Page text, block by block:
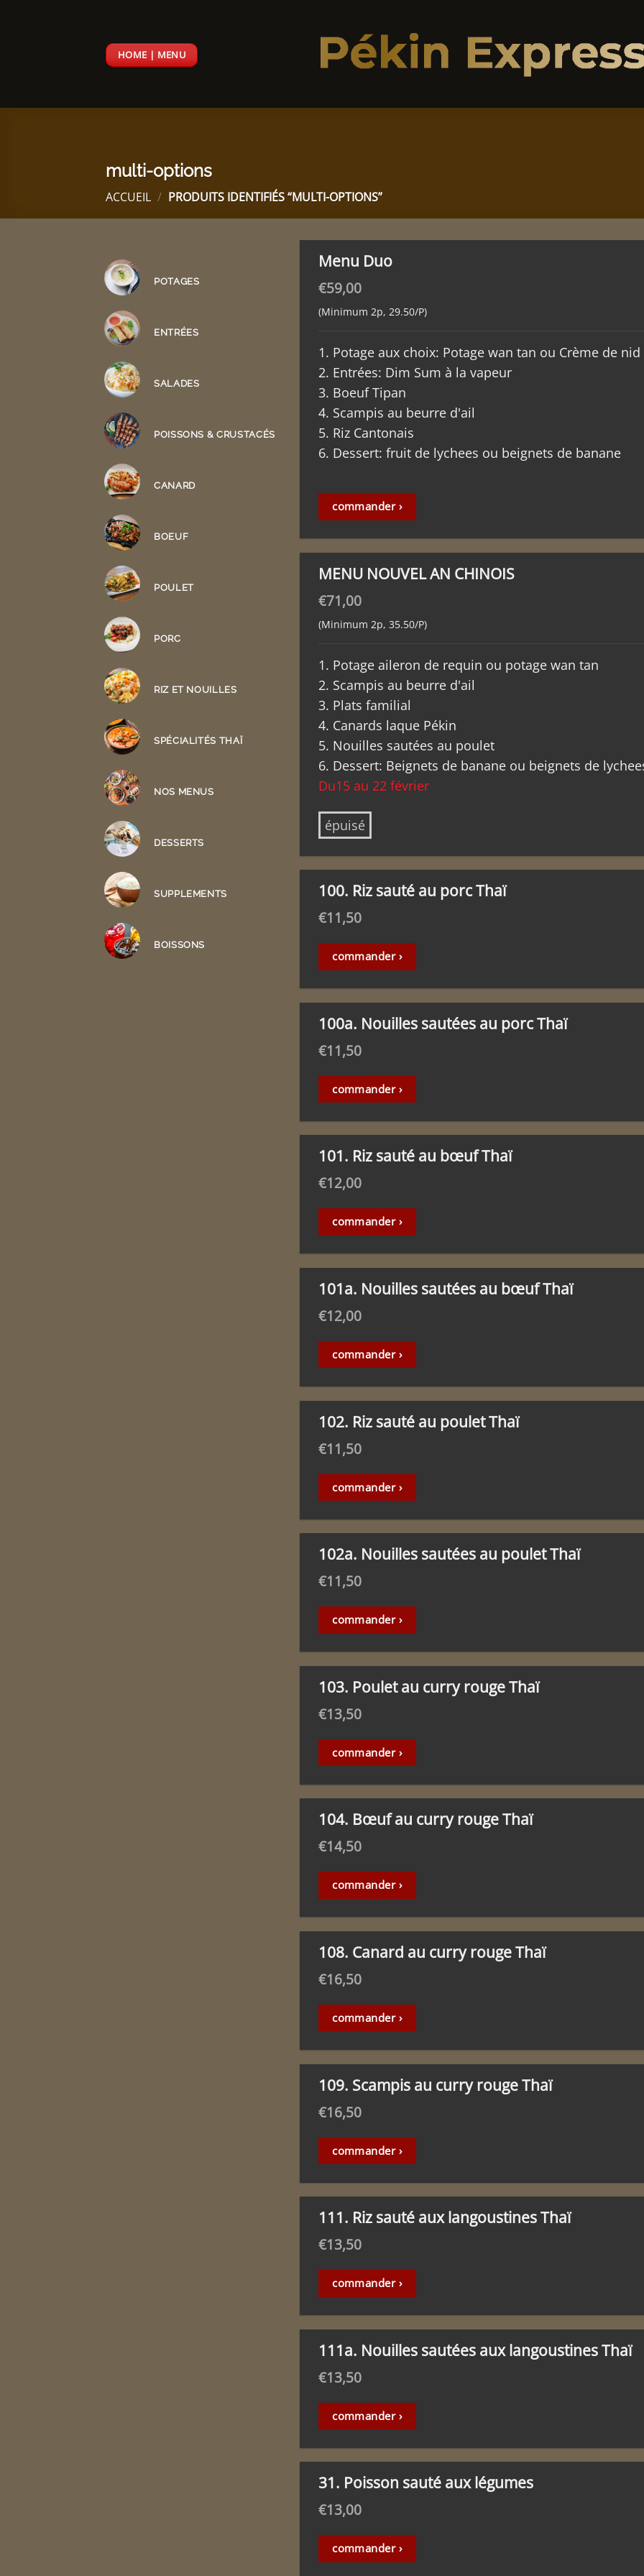
HOME | MENU
multi-options
ACCUEIL / PRODUITS IDENTIFIÉS “MULTI-OPTIONS”
POTAGES
ENTRÉES
SALADES
POISSONS & CRUSTACÉS
CANARD
BOEUF
POULET
PORC
RIZ ET NOUILLES
SPÉCIALITÉS THAÏ
NOS MENUS
DESSERTS
SUPPLEMENTS
BOISSONS
Menu Duo
€59,00
(Minimum 2p, 29.50/P)
1. Potage aux choix: Potage wan tan ou Crème de
2. Entrées: Dim Sum à la vapeur
3. Boeuf Tipan
4. Scampis au beurre d'ail
5. Riz Cantonais
6. Dessert: fruit de lychees ou beignets de banane
commander ›
MENU NOUVEL AN CHINOIS
€71,00
(Minimum 2p, 35.50/P)
1. Potage aileron de requin ou potage wan tan
2. Scampis au beurre d'ail
3. Plats familial
4. Canards laque Pékin
5. Nouilles sautées au poulet
6. Dessert: Beignets de banane ou beignets de
Du15 au 22 février
épuisé
100. Riz sauté au porc Thaï
€11,50
commander ›
100a. Nouilles sautées au porc Thaï
€11,50
commander ›
101. Riz sauté au bœuf Thaï
€12,00
commander ›
101a. Nouilles sautées au bœuf Thaï
€12,00
commander ›
102. Riz sauté au poulet Thaï
€11,50
commander ›
102a. Nouilles sautées au poulet Thaï
€11,50
commander ›
103. Poulet au curry rouge Thaï
€13,50
commander ›
104. Bœuf au curry rouge Thaï
€14,50
commander ›
108. Canard au curry rouge Thaï
€16,50
commander ›
109. Scampis au curry rouge Thaï
€16,50
commander ›
111. Riz sauté aux langoustines Thaï
€13,50
commander ›
111a. Nouilles sautées aux langoustines Thaï
€13,50
commander ›
31. Poisson sauté aux légumes
€13,00
commander ›